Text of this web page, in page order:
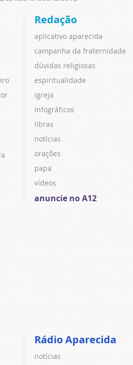
Redação
aplicativo aparecida
campanha da fraternidade
dúvidas religiosas
espiritualidade
igreja
infográficos
libras
notícias
orações
papa
vídeos
anuncie no A12
Rádio Aparecida
notícias